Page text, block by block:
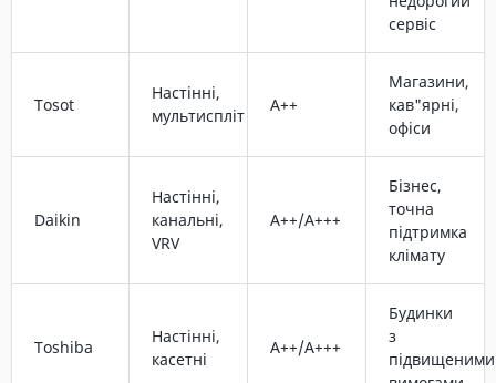
сервіс
Tosot
Настінні,
мультиспліт
A++
Магазини,
кав"ярні,
офіси
Daikin
Настінні,
канальні,
VRV
A++/A+++
Бізнес,
точна
підтримка
клімату
Toshiba
Настінні,
касетні
A++/A+++
Будинки
з
підвищеними